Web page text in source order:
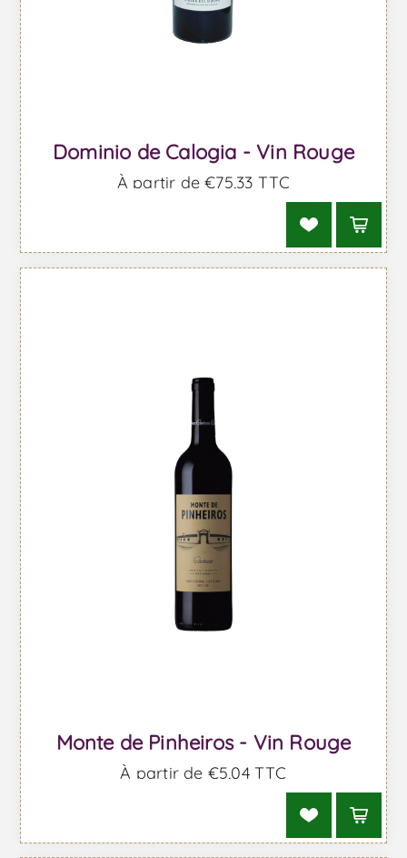
Dominio de Calogia - Vin Rouge
À partir de €75,33 TTC
Monte de Pinheiros - Vin Rouge
À partir de €5,04 TTC